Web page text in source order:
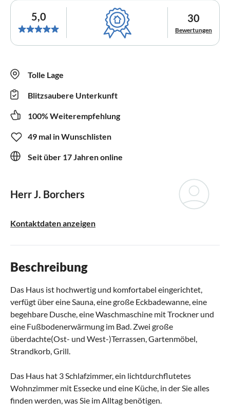
5,0 30
Bewertungen
Tolle Lage
Blitzsaubere Unterkunft
100% Weiterempfehlung
49 mal in Wunschlisten
Seit über 17 Jahren online
Herr J. Borchers
Kontaktdaten anzeigen
Beschreibung
Das Haus ist hochwertig und komfortabel eingerichtet,
verfügt über eine Sauna, eine große Eckbadewanne, eine
begehbare Dusche, eine Waschmaschine mit Trockner und
eine Fußbodenerwärmung im Bad. Zwei große
überdachte(Ost- und West-)Terrassen, Gartenmöbel,
Strandkorb, Grill.
Das Haus hat 3 Schlafzimmer, ein lichtdurchflutetes
Wohnzimmer mit Essecke und eine Küche, in der Sie alles
finden werden, was Sie im Alltag benötigen.